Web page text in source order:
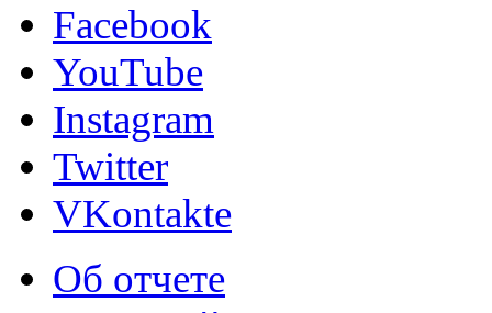
Facebook
YouTube
Instagram
Twitter
VKontakte
Об отчете